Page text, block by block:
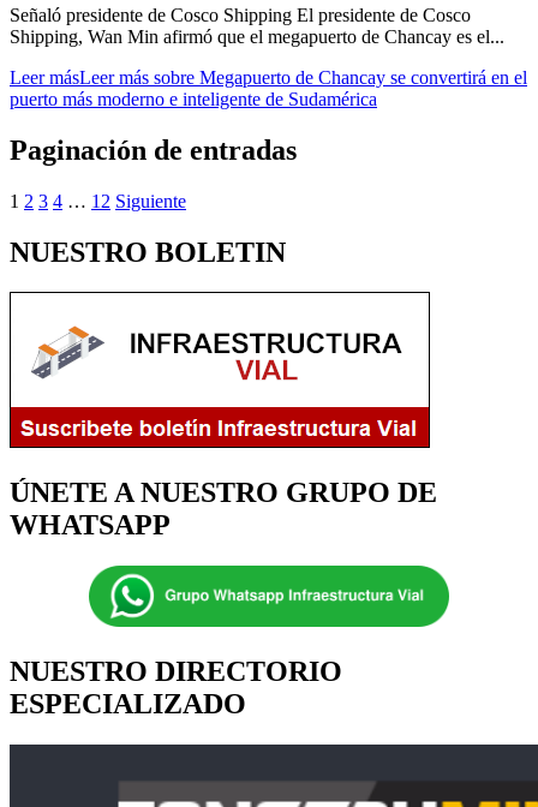
Señaló presidente de Cosco Shipping El presidente de Cosco
Shipping, Wan Min afirmó que el megapuerto de Chancay es el...
Leer másLeer más sobre Megapuerto de Chancay se convertirá en el
puerto más moderno e inteligente de Sudamérica
Paginación de entradas
1 2 3 4 … 12 Siguiente
NUESTRO BOLETIN
ÚNETE A NUESTRO GRUPO DE
WHATSAPP
NUESTRO DIRECTORIO
ESPECIALIZADO